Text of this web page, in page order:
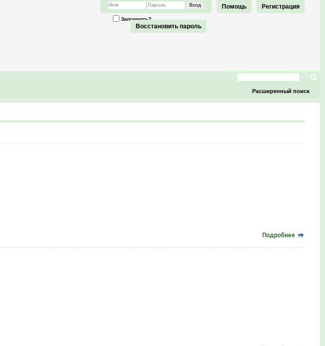
Регистрация
Помощь
Запомнить?
Восстановить пароль
Расширенный поиск
Подробнее